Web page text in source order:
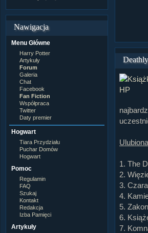
Nawigacja
Menu Główne
Harry Potter
Artykuły
Forum
Galeria
Chat
Facebook
Fan Fiction
Współpraca
Twitter
Daty premier
Hogwart
Tiara Przydziału
Puchar Domów
Hogwart
Pomoc
Regulamin
FAQ
Szukaj
Kontakt
Redakcja
Izba Pamięci
Artykuły
1. The
2.
3.
4.
5.
6.
7.